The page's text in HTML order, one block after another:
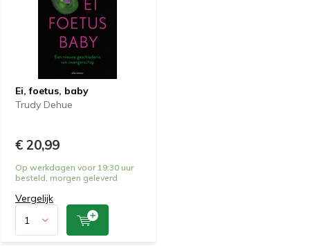
Ei, foetus, baby
Trudy Dehue
€ 20,99
Op werkdagen voor 19:30 uur
besteld, morgen geleverd
Vergelijk